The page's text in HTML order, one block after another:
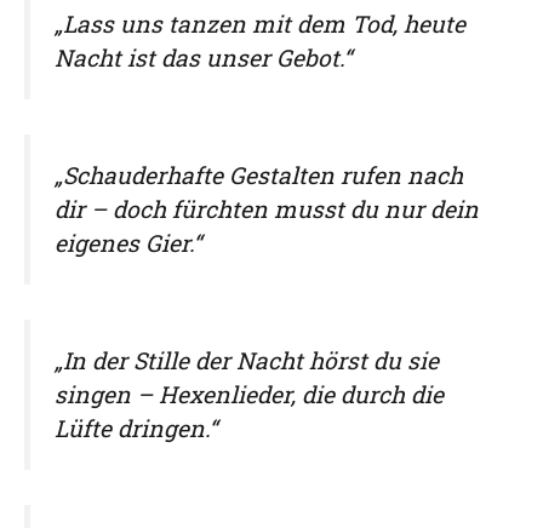
„Lass uns tanzen mit dem Tod, heute
Nacht ist das unser Gebot.“
„Schauderhafte Gestalten rufen nach
dir – doch fürchten musst du nur dein
eigenes Gier.“
„In der Stille der Nacht hörst du sie
singen – Hexenlieder, die durch die
Lüfte dringen.“